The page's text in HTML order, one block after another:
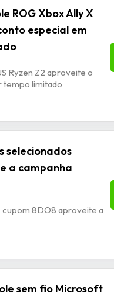
ROG Xbox Ally X
especial em
Ryzen Z2 aproveite o
tempo limitado
selecionados
a campanha
cupom 8DO8 aproveite a
sem fio Microsoft